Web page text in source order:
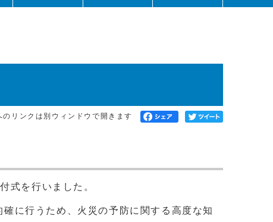
のリンクは別ウィンドウで開きます
式を行いました。
に行うため、火災の予防に関する高度な知